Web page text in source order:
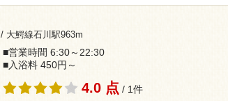
/ 大鰐線石川駅963m
■営業時間 6:30～22:30
■入浴料 450円～
4.0 点 / 1件